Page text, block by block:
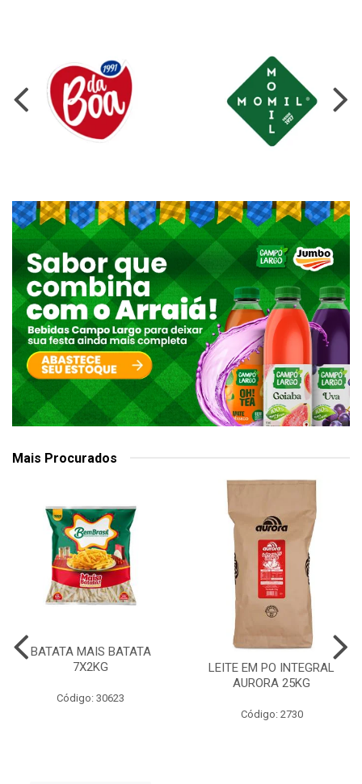
Mais Procurados
BATATA MAIS BATATA
7X2KG
Código: 30623
LEITE EM PO INTEGRAL
AURORA 25KG
Código: 2730